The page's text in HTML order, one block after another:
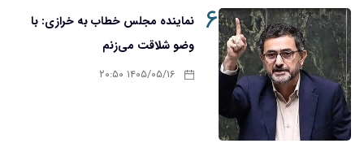
۶
نماینده مجلس خطاب به خرازی: با
وضو شلاقت می‌زنم
۱۴۰۵/۰۵/۱۶ ۲۰:۵۰